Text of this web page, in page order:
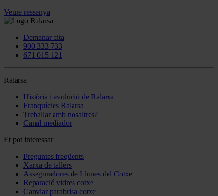
Veure ressenya
Demanar cita
900 333 733
671 015 121
Ralarsa
Història i evolució de Ralarsa
Franquícies Ralarsa
Treballar amb nosaltres?
Canal mediador
Et pot interessar
Preguntes freqüents
Xarxa de tallers
Asseguradores de Llunes del Cotxe
Reparació vidres cotxe
Canviar parabrisa cotxe